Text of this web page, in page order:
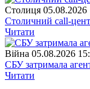
Столиця 05.08.2026
Столичний call-
Читати
Війна 05.08.2026
СБУ затримала
Читати